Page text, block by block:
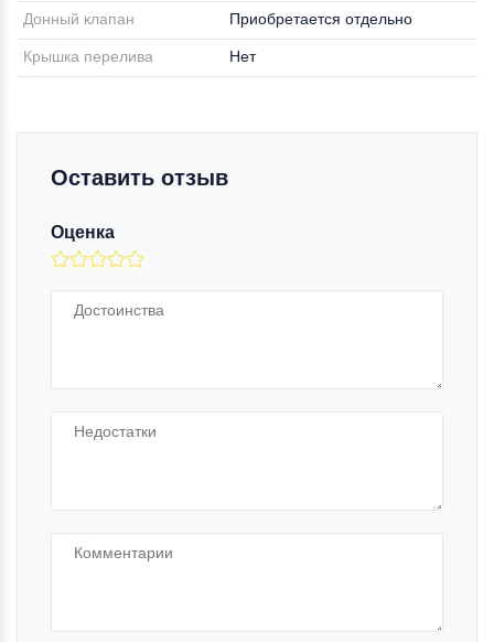
Донный клапан Приобретается отдельно
Крышка перелива Нет
Оставить отзыв
Оценка